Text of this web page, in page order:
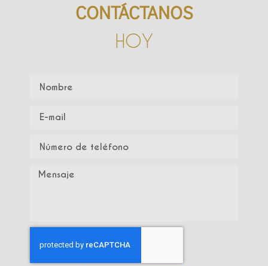
CONTÁCTANOS
HOY